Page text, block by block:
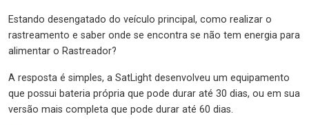
Estando desengatado do veículo principal, como realizar o
rastreamento e saber onde se encontra se não tem energia para
alimentar o Rastreador?
A resposta é simples, a SatLight desenvolveu um equipamento
que possui bateria própria que pode durar até 30 dias, ou em sua
versão mais completa que pode durar até 60 dias.